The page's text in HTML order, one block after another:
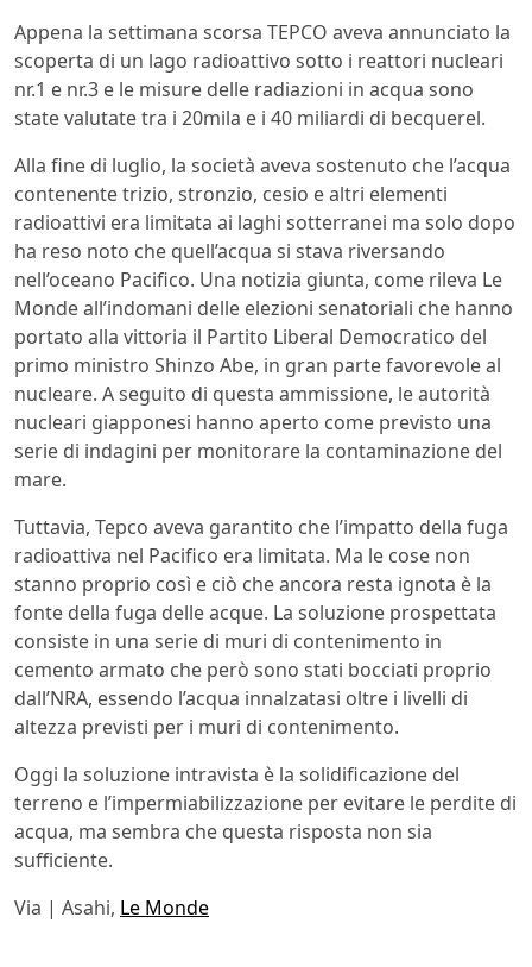
Appena la settimana scorsa TEPCO aveva annunciato la
scoperta di un lago radioattivo sotto i reattori nucleari
nr.1 e nr.3 e le misure delle radiazioni in acqua sono
state valutate tra i 20mila e i 40 miliardi di becquerel.
Alla fine di luglio, la società aveva sostenuto che l’acqua
contenente trizio, stronzio, cesio e altri elementi
radioattivi era limitata ai laghi sotterranei ma solo dopo
ha reso noto che quell’acqua si stava riversando
nell’oceano Pacifico. Una notizia giunta, come rileva Le
Monde all’indomani delle elezioni senatoriali che hanno
portato alla vittoria il Partito Liberal Democratico del
primo ministro Shinzo Abe, in gran parte favorevole al
nucleare. A seguito di questa ammissione, le autorità
nucleari giapponesi hanno aperto come previsto una
serie di indagini per monitorare la contaminazione del
mare.
Tuttavia, Tepco aveva garantito che l’impatto della fuga
radioattiva nel Pacifico era limitata. Ma le cose non
stanno proprio così e ciò che ancora resta ignota è la
fonte della fuga delle acque. La soluzione prospettata
consiste in una serie di muri di contenimento in
cemento armato che però sono stati bocciati proprio
dall’NRA, essendo l’acqua innalzatasi oltre i livelli di
altezza previsti per i muri di contenimento.
Oggi la soluzione intravista è la solidificazione del
terreno e l’impermiabilizzazione per evitare le perdite di
acqua, ma sembra che questa risposta non sia
sufficiente.
Via | Asahi, Le Monde